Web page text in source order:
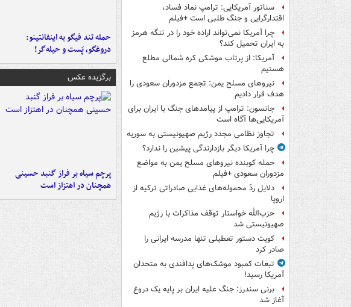
سناتور آمریکایی: ترامپ نماد فساد،
اقتدارگرایی و جنگ طلبی است +فیلم
چرا آمریکا نمی‌تواند اراده خود را در تنگه هرمز
به ایران تحمیل کند؟
آمریکا: از پرتاب موشکی کره شمالی مطلع
هستیم
نیروهای مسلح یمن: تجمع مزدوران سعودی را
هدف قرار دادیم
جانسون: ترامپ از پیامدهای جنگ با ایران برای
آمریکایی‌ها آگاه است
تجاوز نظامی مجدد رژیم صهیونیستی به سوریه
چرا آمریکا دیگر بازدارندگی پیشین را ندارد؟
حمله کوبنده نیروهای مسلح یمن به مواضع
مزدوران سعودی +فیلم
دلایل ردّ محموله‌های غذایی صادراتی ترکیه از
اروپا
حزب‌الله خواستار توقف مذاکرات با رژیم
صهیونیستی شد
کویت دستور تعطیلی تنها مدرسه ایرانی را
صادر کرد
تبعات کمبود موشک‌های پدافندی به متحدان
آمریکا رسید!
برنی سندرز: جنگ علیه ایران بر پایه یک دروغ
آغاز شد
حمله تند فیگو به اینفانتینو:
دروغگو، پَست‌ و حیله‌گر!
برگزیده عکس
پرچم سیاه بر فراز گنبد حسینی
همچنان در اهتزاز است